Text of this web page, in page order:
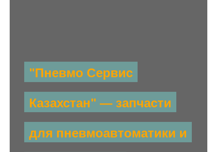
"Пневмо Сервис
Казахстан" — запчасти
для пневмоавтоматики и